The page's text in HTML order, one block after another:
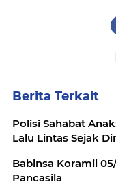
Berita Terkait
Polisi Sahabat
Lalu Lintas Sejak
Babinsa Koramil
Pancasila